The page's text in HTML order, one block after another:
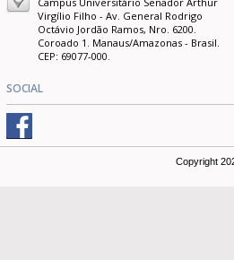
Virgílio Filho - Av. General Rodrigo
Octávio Jordão Ramos, Nro. 6200.
Coroado 1. Manaus/Amazonas - Brasil.
CEP: 69077-000.
SOCIAL
Copyright